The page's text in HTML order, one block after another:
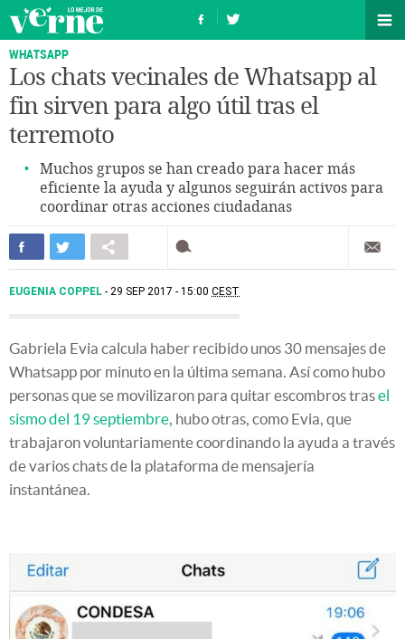
WHATSAPP
Los chats vecinales de Whatsapp al
fin sirven para algo útil tras el
terremoto
Muchos grupos se han creado para hacer más
eficiente la ayuda y algunos seguirán activos para
coordinar otras acciones ciudadanas
EUGENIA COPPEL 29 SEP 2017 - 15:00 CEST
Gabriela Evia calcula haber recibido unos 30 mensajes de
Whatsapp por minuto en la última semana. Así como hubo
personas que se movilizaron para quitar escombros trasel
sismo del 19 septiembre, hubo otras, como Evia, que
trabajaron voluntariamente coordinando la ayuda a través
de varios chats de la plataforma de mensajería
instantánea.